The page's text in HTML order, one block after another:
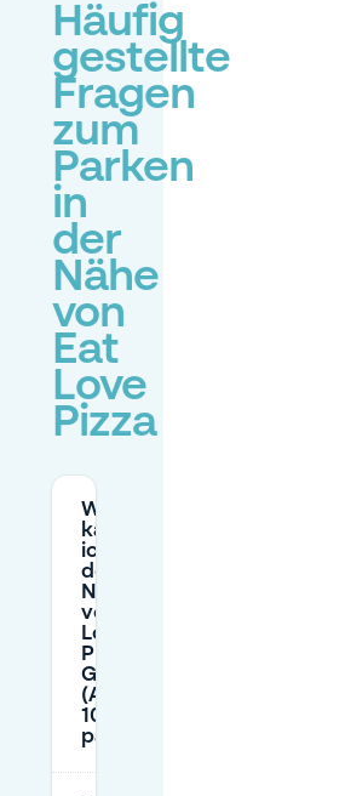
Häufig
gestellte
Fragen
zum
Parken
in
der
Nähe
von
Eat
Love
Pizza
Wo
kann
ich in
der
Nähe
von Eat
Love
Pizza in
Gent
(Ajuinlei
10)
parken?